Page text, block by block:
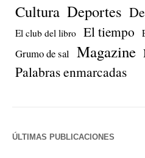
Cultura Deportes
El club del libro El tiempo
Grumo de sal Magazine
Palabras enmarcadas
ÚLTIMAS PUBLICACIONES